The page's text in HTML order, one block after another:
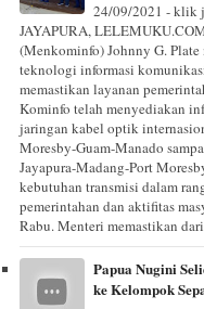
24/09/2021 - klik
JAYAPURA,
(Menkominfo) Johnny G.
teknologi informasi
memastikan layanan
Kominfo telah menyediakan
jaringan kabel optik
Moresby-Guam-Manado
Jayapura-Madang-Port
kebutuhan transmisi dalam
pemerintahan dan aktifitas
Rabu. Menteri memastikan
Papua Nugini
ke Kelompok